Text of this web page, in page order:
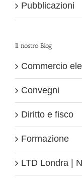
Pubblicazioni
Il nostro Blog
Commercio
Convegni
Diritto e fisco
Formazione
LTD Londra |